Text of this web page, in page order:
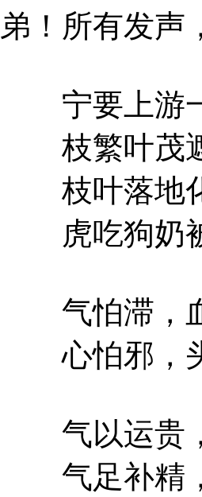
弟！所有发声
宁要上游一
枝繁叶茂遮
枝叶落地化
虎吃狗奶被
气怕滞，血
心怕邪，头
气以运贵，
气足补精，